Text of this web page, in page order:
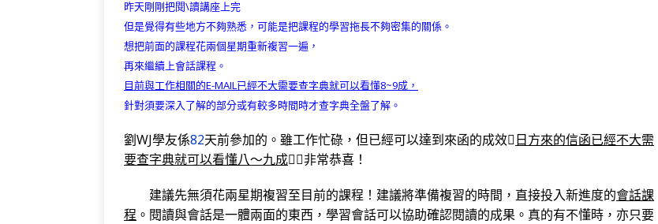
o
k
te
昨天剛剛把閱\讀講座上完
但是覺得有些地方不夠熟悉，可能是把課程的學習拖長不夠密集的關係。
想把前面的課程花兩個星期重新複習一遍，
再來繼續上會話課程。
目前與工作相關的E-MAIL已經不大需要查字典就可以看懂8~9成，
針對須要深入了解的部分或有較多時間時才查字典全盤了解。
劉WJ學友係82天前參加的。雖工作忙碌，但已經可以達到來函的成效日方來的信函已經不大需
要查字典就可以看懂八～九成，非常恭喜！
建議先無須花兩星期複習至目前的課程！建議將準備複習的時間，直接投入新進度的會話課
程 。閱讀與會話是一體兩面的東西，學習會話可以協助確認閱讀的成果。真的有不懂時，亦只要